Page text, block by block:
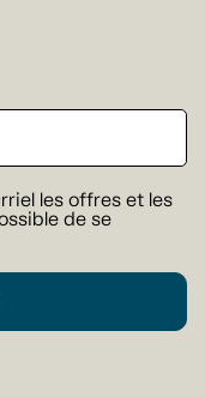
les offres et les
de se